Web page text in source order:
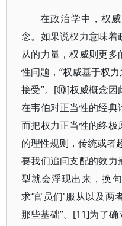
在政治学中，权
念。如果说权力意味着
从的力量，权威则更
性问题，“权威基于权
接受”。[⑩]权威概念因
在韦伯对正当性的经典
而把权力正当性的终极
的理性规则，传统或者
要我们追问支配的效
型就会浮现出来，换
求‘官员们'服从以及两
那些基础”。[11]为了